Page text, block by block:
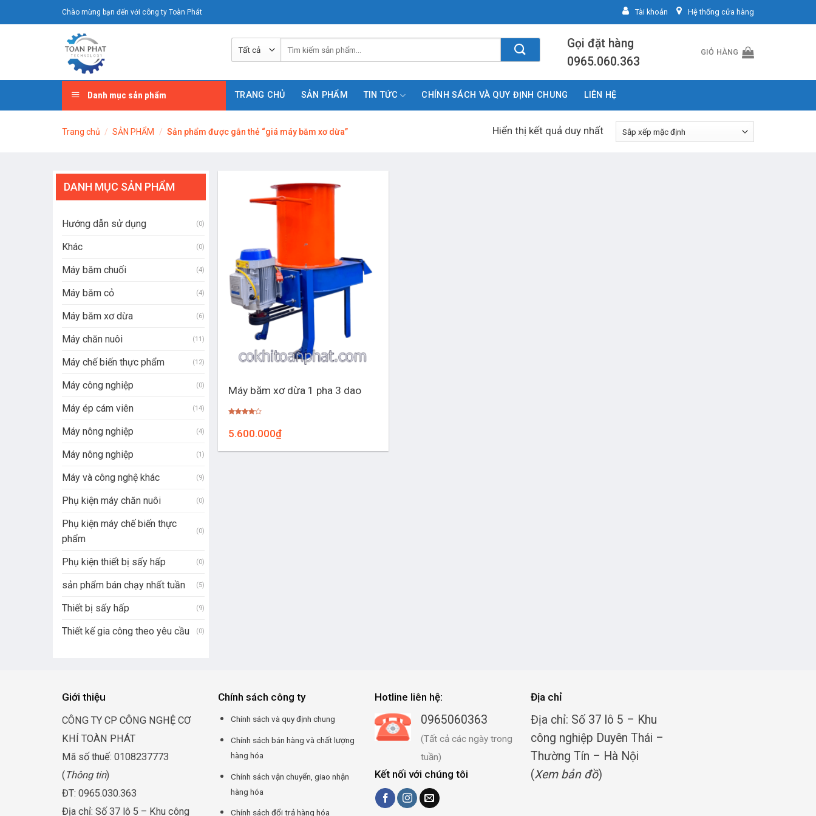
đến
Chào mừng bạn đến với công ty Toàn Phát Tài khoản Hệ thống cửa hàng
Gọi đặt hàng
0965.060.363
GIỎ HÀNG
Danh mục sản phẩm TRANG CHỦ SẢN PHẨM TIN TỨC CHÍNH SÁCH VÀ QUY ĐỊNH CHUNG LIÊN HỆ
Trang chủ / SẢN PHẨM / Sản phẩm được gắn thẻ “giá máy băm xơ dừa” Hiển thị kết quả duy nhất
DANH MỤC SẢN PHẨM
Hướng dẫn sử dụng (0)
Khác (0)
Máy băm chuối (4)
Máy băm cỏ (4)
Máy băm xơ dừa (6)
Máy chăn nuôi (11)
Máy chế biến thực phẩm (12)
Máy công nghiệp (0)
Máy ép cám viên (14)
Máy nông nghiệp (4)
Máy nông nghiệp (1)
Máy và công nghệ khác (9)
Phụ kiện máy chăn nuôi (0)
Phụ kiện máy chế biến thực
phẩm
(0)
Phụ kiện thiết bị sấy hấp (0)
sản phẩm bán chạy nhất tuần (5)
Thiết bị sấy hấp (9)
Thiết kế gia công theo yêu cầu (0)
Máy băm xơ dừa 1 pha 3 dao
hạng
5.600.000₫
Giới thiệu
CÔNG TY CP CÔNG NGHỆ CƠ
KHÍ TOÀN PHÁT
Mã số thuế: 0108237773
( Thông tin)
ĐT: 0965.030.363
Địa chỉ: Số 37 lô 5 – Khu công
Chính sách công ty
Chính sách và quy định chung
Chính sách bán hàng và chất lượng
hàng hóa
Chính sách vận chuyển, giao nhận
hàng hóa
Chính sách đổi trả hàng hóa
Hotline liên hệ:
0965060363
(Tất cả các ngày trong
tuần)
Kết nối với chúng tôi
Địa chỉ
Địa chỉ: Số 37 lô 5 – Khu
công nghiệp Duyên Thái –
Thường Tín – Hà Nội
(Xem bản đồ)